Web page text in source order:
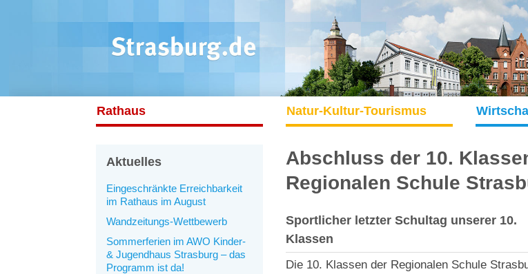
Rathaus Natur-Kultur-Tourismus
Aktuelles
Eingeschränkte Erreichbarkeit
im Rathaus im August
Wandzeitungs-Wettbewerb
Sommerferien im AWO Kinder-
& Jugendhaus Strasburg – das
Programm ist da!
Abschluss der 10.
Regionalen Schule
Sportlicher letzter Schultag unserer 10.
Klassen
Die 10. Klassen der Regionalen Schule